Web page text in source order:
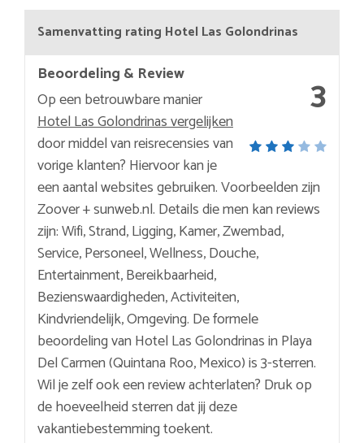
Samenvatting rating Hotel Las Golondrinas
3
Beoordeling & Review
Op een betrouwbare manier
Hotel Las Golondrinas vergelijken
door middel van reisrecensies van
vorige klanten? Hiervoor kan je
een aantal websites gebruiken. Voorbeelden zijn
Zoover + sunweb.nl. Details die men kan reviews
zijn: Wifi, Strand, Ligging, Kamer, Zwembad,
Service, Personeel, Wellness, Douche,
Entertainment, Bereikbaarheid,
Bezienswaardigheden, Activiteiten,
Kindvriendelijk, Omgeving. De formele
beoordeling van Hotel Las Golondrinas in Playa
Del Carmen (Quintana Roo, Mexico) is 3-sterren.
Wil je zelf ook een review achterlaten? Druk op
de hoeveelheid sterren dat jij deze
vakantiebestemming toekent.